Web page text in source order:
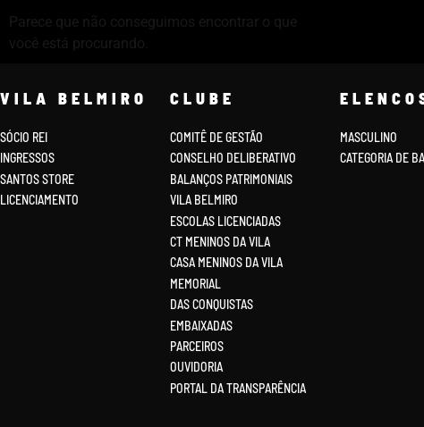
Parece que não conseguimos encontrar o que
você está procurando.
VILA BELMIRO
SÓCIO REI
INGRESSOS
SANTOS STORE
LICENCIAMENTO
CLUBE
COMITÊ DE GESTÃO
CONSELHO DELIBERATIVO
BALANÇOS PATRIMONIAIS
VILA BELMIRO
ESCOLAS LICENCIADAS
CT MENINOS DA VILA
CASA MENINOS DA VILA
MEMORIAL
DAS CONQUISTAS
EMBAIXADAS
PARCEIROS
OUVIDORIA
PORTAL DA TRANSPARÊNCIA
MASCULINO
CATEGORIA DE